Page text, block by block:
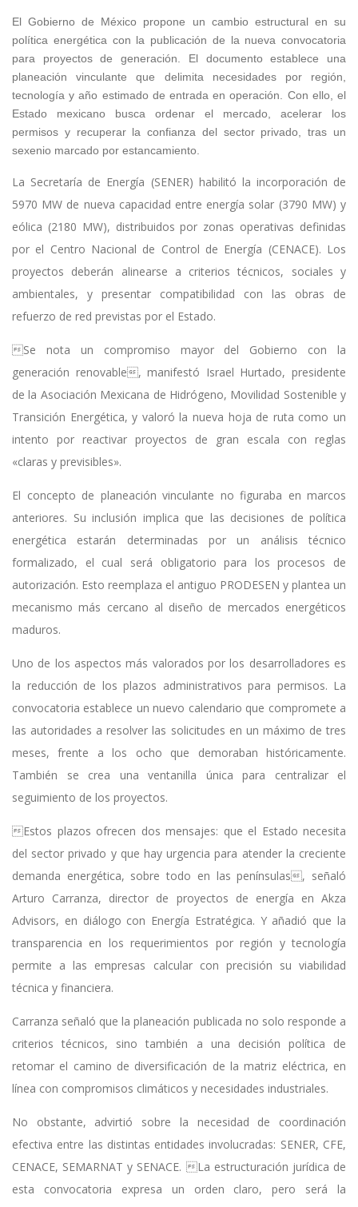
El Gobierno de México propone un cambio estructural en su
política energética con la publicación de la nueva convocatoria
para proyectos de generación. El documento establece una
planeación vinculante que delimita necesidades por región,
tecnología y año estimado de entrada en operación. Con ello, el
Estado mexicano busca ordenar el mercado, acelerar los
permisos y recuperar la confianza del sector privado, tras un
sexenio marcado por estancamiento.
La Secretaría de Energía (SENER) habilitó la incorporación de
5970 MW de nueva capacidad entre energía solar (3790 MW) y
eólica (2180 MW), distribuidos por zonas operativas definidas
por el Centro Nacional de Control de Energía (CENACE). Los
proyectos deberán alinearse a criterios técnicos, sociales y
ambientales, y presentar compatibilidad con las obras de
refuerzo de red previstas por el Estado.
Se nota un compromiso mayor del Gobierno con la
generación renovable, manifestó Israel Hurtado, presidente
de la Asociación Mexicana de Hidrógeno, Movilidad Sostenible y
Transición Energética, y valoró la nueva hoja de ruta como un
intento por reactivar proyectos de gran escala con reglas
«claras y previsibles».
El concepto de planeación vinculante no figuraba en marcos
anteriores. Su inclusión implica que las decisiones de política
energética estarán determinadas por un análisis técnico
formalizado, el cual será obligatorio para los procesos de
autorización. Esto reemplaza el antiguo PRODESEN y plantea un
mecanismo más cercano al diseño de mercados energéticos
maduros.
Uno de los aspectos más valorados por los desarrolladores es
la reducción de los plazos administrativos para permisos. La
convocatoria establece un nuevo calendario que compromete a
las autoridades a resolver las solicitudes en un máximo de tres
meses, frente a los ocho que demoraban históricamente.
También se crea una ventanilla única para centralizar el
seguimiento de los proyectos.
Estos plazos ofrecen dos mensajes: que el Estado necesita
del sector privado y que hay urgencia para atender la creciente
demanda energética, sobre todo en las penínsulas, señaló
Arturo Carranza, director de proyectos de energía en Akza
Advisors, en diálogo con Energía Estratégica. Y añadió que la
transparencia en los requerimientos por región y tecnología
permite a las empresas calcular con precisión su viabilidad
técnica y financiera.
Carranza señaló que la planeación publicada no solo responde a
criterios técnicos, sino también a una decisión política de
retomar el camino de diversificación de la matriz eléctrica, en
línea con compromisos climáticos y necesidades industriales.
No obstante, advirtió sobre la necesidad de coordinación
efectiva entre las distintas entidades involucradas: SENER, CFE,
CENACE, SEMARNAT y SENACE. La estructuración jurídica de
esta convocatoria expresa un orden claro, pero será la